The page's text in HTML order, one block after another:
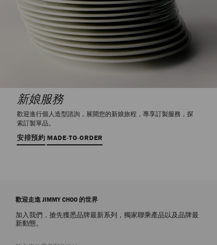
新娘服務
歡迎進行個人造型諮詢，展開您的新娘旅程，專享訂製服務，探
索訂製單品。
安排預約 MADE-TO-ORDER
歡迎走進 JIMMY CHOO 的世界
加入我們，搶先獲悉品牌最新系列，獨家聯乘產品以及品牌最
新動態。